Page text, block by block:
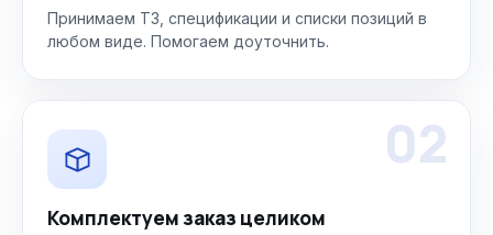
Принимаем ТЗ, спецификации и списки позиций в
любом виде. Помогаем доуточнить.
02
Комплектуем заказ целиком